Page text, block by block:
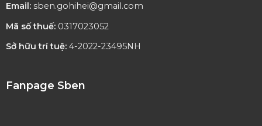
Email: sben.gohihei@gmail.com
Mã số thuế:0317023052
Sở hữu trí tuệ:4-2022-23495NH
Fanpage Sben